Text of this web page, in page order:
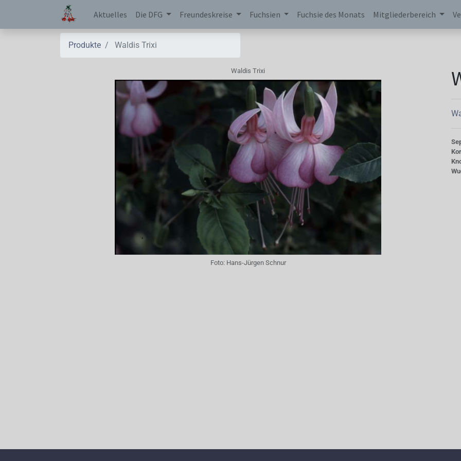
Aktuelles Die DFG Freundeskreise Fuchsien Fuchsie des Monats Mitgliederbereich
Produkte Waldis Trixi
Waldis Trixi
Foto: Hans-Jürgen Schnur